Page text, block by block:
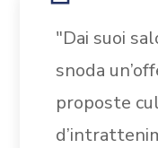
"Dai suoi
snoda
proposte